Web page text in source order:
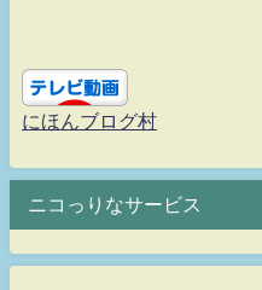
にほんブログ村
ニコっりなサービス